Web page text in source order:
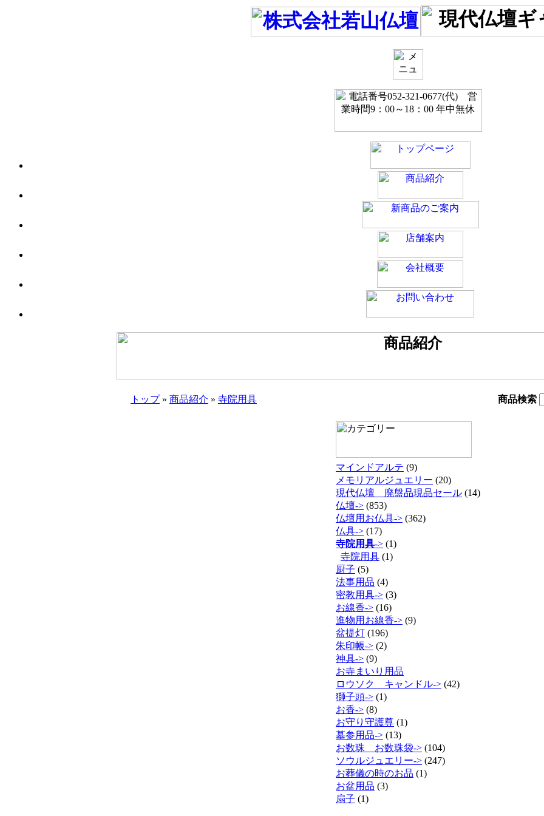
トップ» 商品紹介 » 寺院用具 商品検索
マインドアルテ (9)
メモリアルジュエリー (20)
現代仏壇 廃盤品現品セール (14)
仏壇-> (853)
仏壇用お仏具-> (362)
仏具-> (17)
寺院用具-> (1)
寺院用具 (1)
厨子 (5)
法事用品 (4)
密教用具-> (3)
お線香-> (16)
進物用お線香-> (9)
盆提灯 (196)
朱印帳-> (2)
神具-> (9)
お寺まいり用品
ロウソク キャンドル-> (42)
獅子頭-> (1)
お香-> (8)
お守り守護尊 (1)
墓参用品-> (13)
お数珠 お数珠袋-> (104)
ソウルジュエリー-> (247)
お葬儀の時のお品 (1)
お盆用品 (3)
扇子 (1)